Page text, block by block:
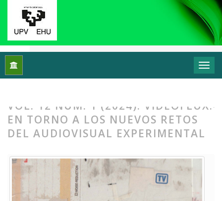
Inicio Vol. 12 Núm. 1 (2024): Videoflux: En torno
VOL. 12 NÚM. 1 (2024): VIDEOFLUX:
EN TORNO A LOS NUEVOS RETOS
DEL AUDIOVISUAL EXPERIMENTAL